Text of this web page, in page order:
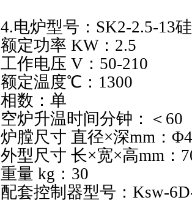
4.电炉型号：SK2-2.5-13
额定功率 KW：2.5
工作电压 V：50-210
额定温度℃：1300
相数：单
空炉升温时间分钟：＜60
炉膛尺寸 直径×深mm：
外型尺寸 长×宽×高mm：
重量 kg：30
配套控制器型号：Ksw-